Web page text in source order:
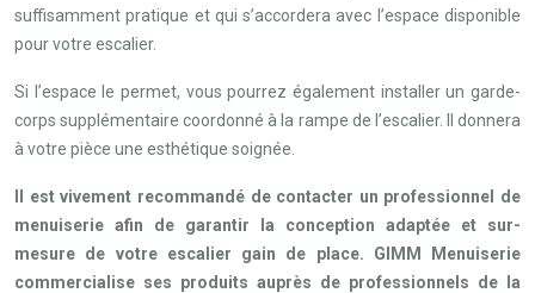
suffisamment pratique et qui s’accordera avec l’espace disponible
pour votre escalier.
Si l’espace le permet, vous pourrez également installer un garde-
corps supplémentaire coordonné à la rampe de l’escalier. Il donnera
à votre pièce une esthétique soignée.
Il est vivement recommandé de contacter un professionnel de
menuiserie afin de garantir la conception adaptée et sur-
mesure de votre escalier gain de place. GIMM Menuiserie
commercialise ses produits auprès de professionnels de la